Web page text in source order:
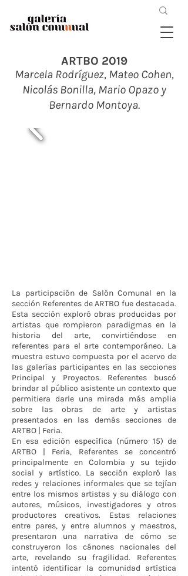
ARTBO 2019
Marcela Rodríguez, Mateo Cohen,
Nicolás Bonilla, Mario Opazo y
Bernardo Montoya.
La participación de Salón Comunal en la
sección Referentes de ARTBO fue destacada.
Esta sección exploró obras producidas por
artistas que rompieron paradigmas en la
historia del arte, convirtiéndose en
referentes para el arte contemporáneo. La
muestra estuvo compuesta por el acervo de
las galerías participantes en las secciones
Principal y Proyectos. Referentes buscó
brindar al público asistente un contexto que
permitiera darle una mirada más amplia
sobre las obras de arte y artistas
presentados en las demás secciones de
ARTBO | Feria.
En esa edición específica (número 15) de
ARTBO | Feria, Referentes se concentró
principalmente en Colombia y su tejido
social y artístico. La sección exploró las
redes y relaciones informales que se tejían
entre los mismos artistas y su diálogo con
autores, músicos, investigadores y otros
productores creativos. Estas relaciones
entre pares, y entre alumnos y maestros,
presentaron una narrativa de cómo se
construyeron los cánones nacionales del
arte, revelando su fragilidad. Referentes
intentó identificar la comunidad artística